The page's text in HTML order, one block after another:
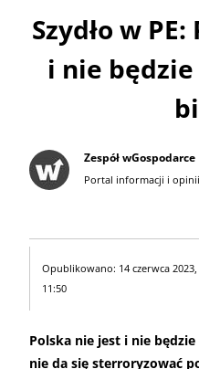
Szydło w
i nie będzie
Zespół wGospodarce
Portal informacji i
Opublikowano: 14 czerwca 2023,
11:50
Polska nie jest i nie
nie da się sterroryzować